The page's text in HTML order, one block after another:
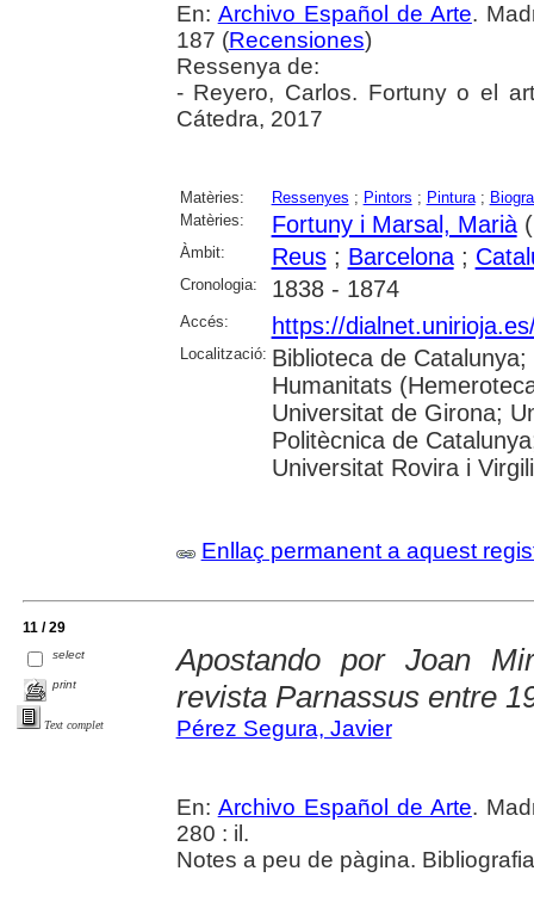
En: Archivo Español de Arte.
187 (Recensiones)
Ressenya de:
- Reyero, Carlos. Fortuny o el
Cátedra, 2017
Matèries: Ressenyes ; Pintors ; Pintura;
Matèries:
Fortuny i Marsal, Marià
Àmbit: Reus; Barcelona;
Cronologia: 1838 - 1874
Accés: https://
Localització: Biblioteca de
Humanitats
Universitat de Girona;
Politècnica de
Universitat Rovira i Virgili
Enllaç permanent a aquest
11 / 29
select
print
Text complet
Apostando por Joan
revista Parnassus entre
Pérez Segura, Javier
En: Archivo Español de Arte.
280 : il.
Notes a peu de pàgina.